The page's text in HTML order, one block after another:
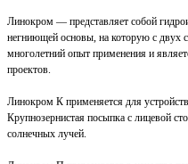
Линокром — представляет собой
негниющей основы, на которую с двух
многолетний опыт применения и
проектов.
Линокром К применяется для
Крупнозернистая посыпка с лицевой
солнечных лучей.